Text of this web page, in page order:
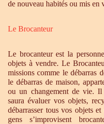
de nouveau habités ou mis en
Le Brocanteur
Le brocanteur est la
objets à vendre. Le
missions comme le débarras
le débarras de maison,
ou un changement de vie.
saura évaluer vos objets,
débarrasser tous vos objets
gens s’improvisent